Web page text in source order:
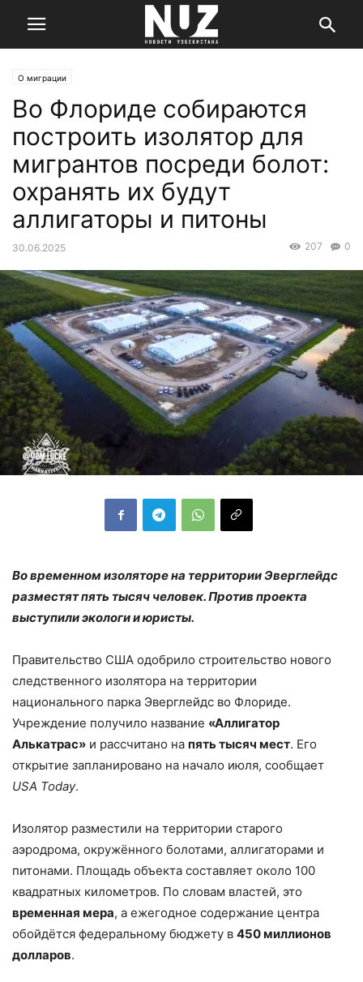
О миграции
Во Флориде собираются
построить изолятор для
мигрантов посреди болот:
охранять их будут
аллигаторы и питоны
30.06.2025 0
207
Во временном изоляторе на территории Эверглейдс
разместят пять тысяч человек. Против проекта
выступили экологи и юристы.
Правительство США одобрило строительство нового
следственного изолятора на территории
национального парка Эверглейдс во Флориде.
Учреждение получило название «Аллигатор
Алькатрас» и рассчитано на пять тысяч мест. Его
открытие запланировано на начало июля, сообщает
USA Today.
Изолятор разместили на территории старого
аэродрома, окружённого болотами, аллигаторами и
питонами. Площадь объекта составляет около 100
квадратных километров. По словам властей, это
временная мера, а ежегодное содержание центра
обойдётся федеральному бюджету в 450 миллионов
долларов.